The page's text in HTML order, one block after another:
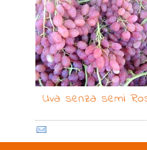
Uva senza semi